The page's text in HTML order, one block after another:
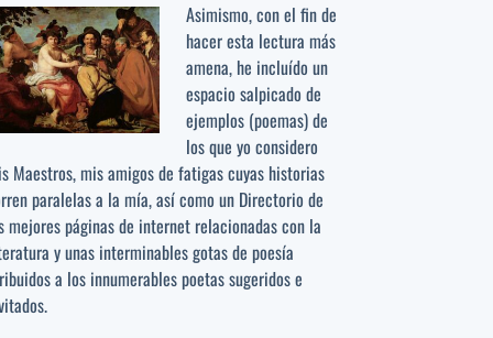
Asimismo, con el fin de
hacer esta lectura más
amena, he incluído un
espacio salpicado de
ejemplos (poemas) de
los que yo considero
Maestros, mis amigos de fatigas cuyas historias
paralelas a la mía, así como un Directorio de
mejores páginas de internet relacionadas con la
y unas interminables gotas de poesía
a los innumerables poetas sugeridose